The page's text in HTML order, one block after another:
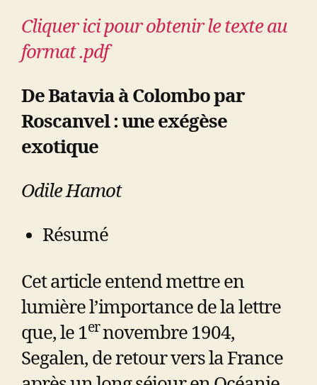
Cliquer ici pour obtenir le texte au
format .pdf
De Batavia à Colombo par
Roscanvel : une exégèse
exotique
Odile Hamot
Résumé
Cet article entend mettre en
lumière l’importance de la lettre
que, le 1ernovembre 1904,
Segalen, de retour vers la France